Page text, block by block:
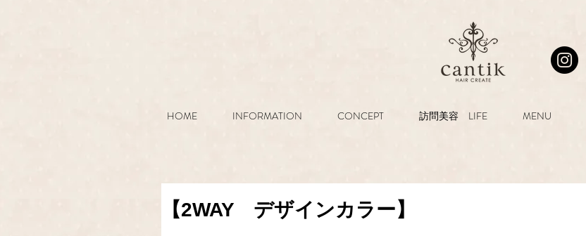
HOME INFORMATION CONCEPT 訪問美容 LIFE MENU
【2WAY デザインカラー】